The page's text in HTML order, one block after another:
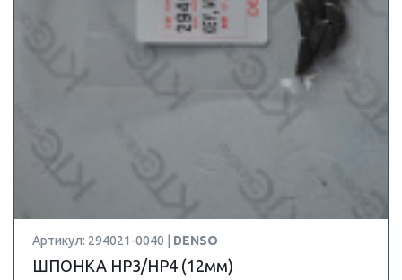
Артикул: 294021-0040 | DENSO
ШПОНКА HP3/HP4 (12мм)